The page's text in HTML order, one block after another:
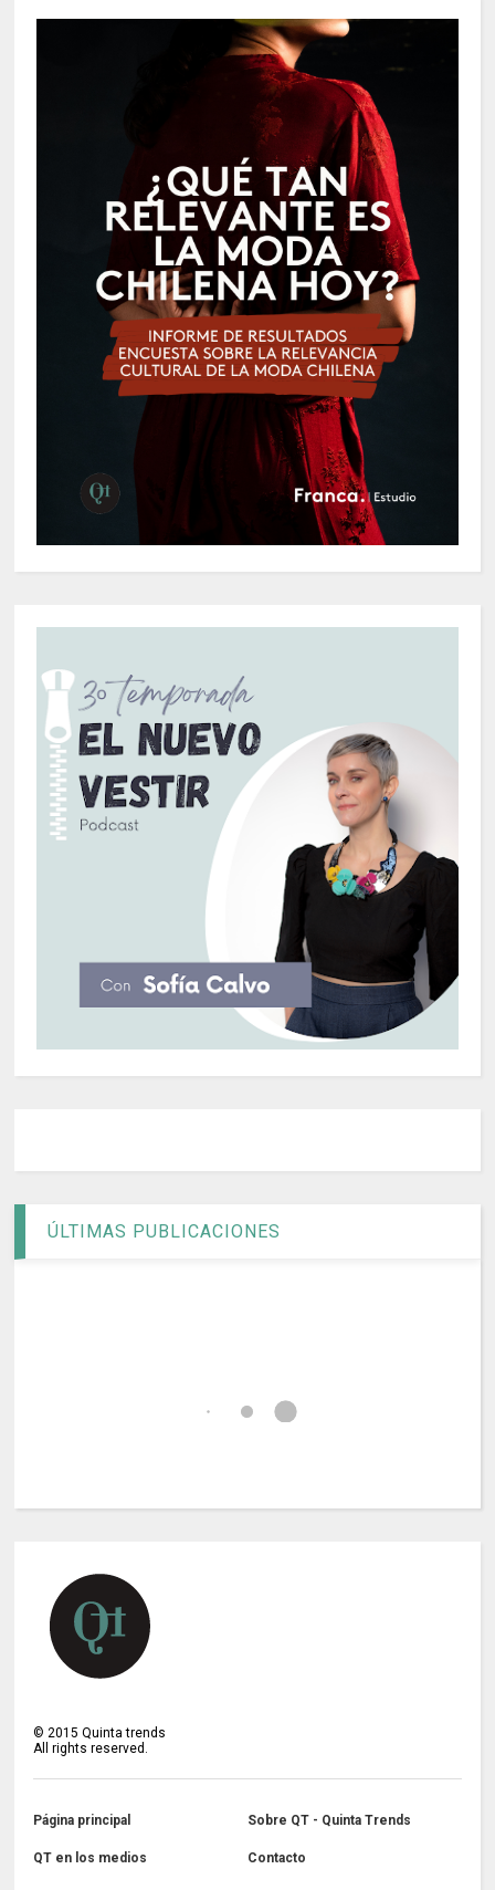
ÚLTIMAS PUBLICACIONES
©2015 Quinta trends
All rights reserved.
Página principal Sobre QT - Quinta Trends
QT en los medios Contacto